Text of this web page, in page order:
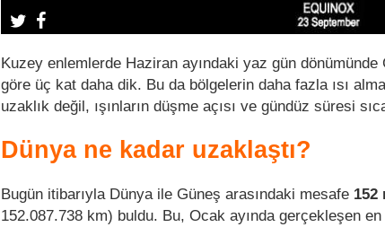
Kuzey enlemlerde Haziran ayındaki yaz gün dönümünde
göre üç kat daha dik. Bu da bölgelerin daha fazla ısı
uzaklık değil, ışınların düşme açısı ve gündüz süresi
Dünya ne kadar uzaklaştı?
Bugün itibarıyla Dünya ile Güneş arasındaki mesafe 152
152.087.738 km) buldu. Bu, Ocak ayında gerçekleşen